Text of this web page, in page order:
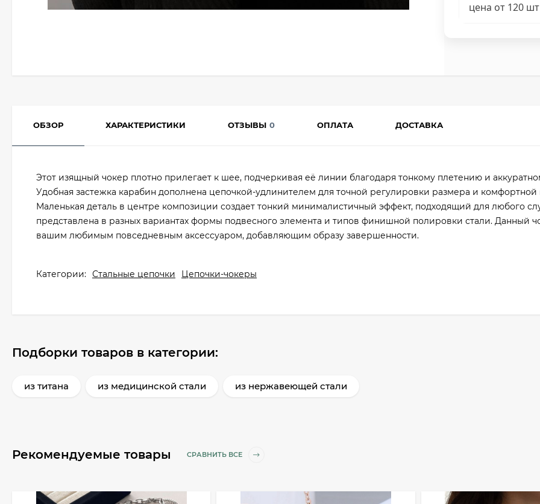
цена от 120 шт
ОБЗОР ХАРАКТЕРИСТИКИ ОТЗЫВЫ 0 ОПЛАТА ДОСТАВКА
Этот изящный чокер плотно прилегает к шее, подчеркивая её линии благодаря тонкому плетению и
Удобная застежка карабин дополнена цепочкой-удлинителем для точной регулировки размера и комфортной
Маленькая деталь в центре композиции создает тонкий минималистичный эффект, подходящий для любого
представлена в разных вариантах формы подвесного элемента и типов финишной полировки стали. Данный
вашим любимым повседневным аксессуаром, добавляющим образу завершенности.
Категории: Стальные цепочки Цепочки-чокеры
Подборки товаров в категории:
из титана из медицинской стали из нержавеющей стали
Рекомендуемые товары СРАВНИТЬ ВСЕ